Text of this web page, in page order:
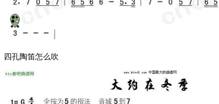
四孔陶笛怎么吹